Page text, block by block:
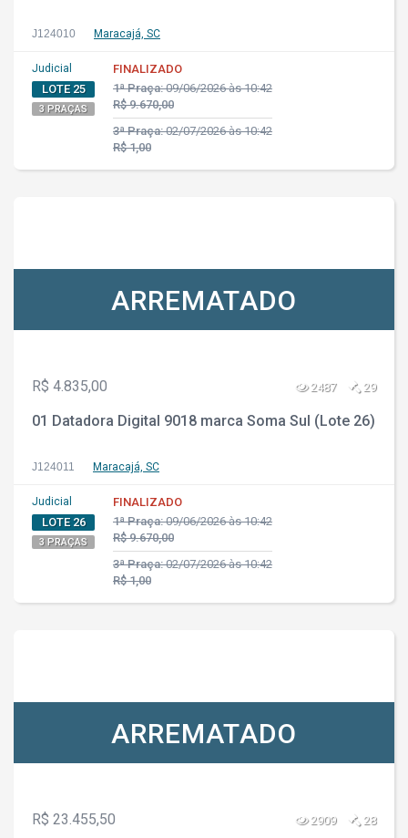
J124010 Maracajá, SC
Judicial
LOTE 25
3 PRAÇAS
FINALIZADO
1ª Praça:09/06/2026 às 10:42
R$ 9.670,00
3ª Praça:02/07/2026 às 10:42
R$ 1,00
ARREMATADO
R$ 4.835,00 2487 29
01 Datadora Digital 9018 marca Soma Sul (Lote 26)
J124011 Maracajá, SC
Judicial
LOTE 26
3 PRAÇAS
FINALIZADO
1ª Praça:09/06/2026 às 10:42
R$ 9.670,00
3ª Praça:02/07/2026 às 10:42
R$ 1,00
ARREMATADO
R$ 23.455,50 2909 28